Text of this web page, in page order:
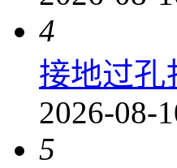
4
接地过孔
2026-08-
5